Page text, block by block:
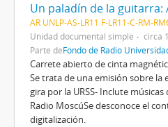
AR UNLP-AS-LR11 F-LR11-C-RM-
Unidad documental simple
circa
Parte deFondo de Radio
Carrete abierto de cinta
Se trata de una emisión sobre la
gira por la URSS- Inclute
Radio MoscúSe desconoce el
digitalización.